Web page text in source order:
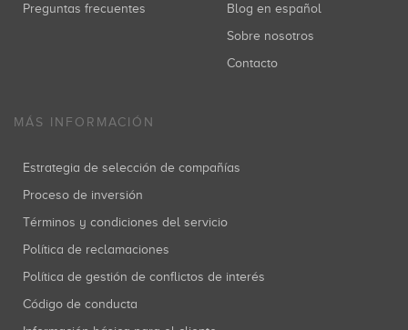
Preguntas frecuentes
Blog en español
Sobre nosotros
Contacto
MÁS INFORMACIÓN
Estrategia de selección de compañías
Proceso de inversión
Términos y condiciones del servicio
Política de reclamaciones
Política de gestión de conflictos de interés
Código de conducta